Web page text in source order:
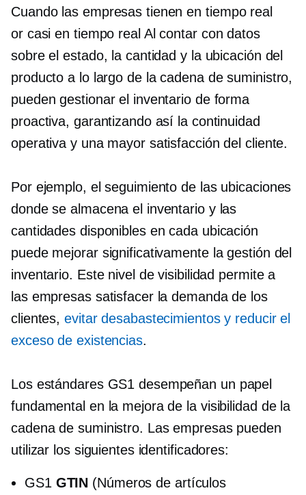
Cuando las empresas tienenen tiempo real
or casi en tiempo real Al contar con datos
sobre el estado, la cantidad y la ubicación del
producto a lo largo de la cadena de suministro,
pueden gestionar el inventario de forma
proactiva, garantizando así la continuidad
operativa y una mayor satisfacción del cliente.
Por ejemplo, el seguimiento de las ubicaciones
donde se almacena el inventario y las
cantidades disponibles en cada ubicación
puede mejorar significativamente la gestión del
inventario. Este nivel de visibilidad permite a
las empresas satisfacer la demanda de los
clientes,evitar desabastecimientos y reducir el
exceso de existencias.
Los estándares GS1 desempeñan un papel
fundamental en la mejora de la visibilidad de la
cadena de suministro. Las empresas pueden
utilizar los siguientes identificadores:
GS1 GTIN (Números de artículos